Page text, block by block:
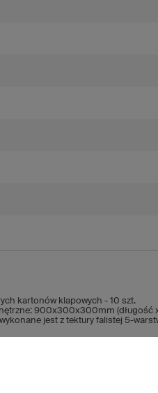
kartonów klapowych - 10 szt.
900x300x300mm (długość
jest z tektury falistej 5-